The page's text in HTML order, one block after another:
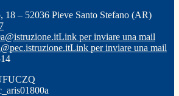
18 – 52036 Pieve Santo Stefano (AR)
Link per inviare una mail
Link per inviare una mail